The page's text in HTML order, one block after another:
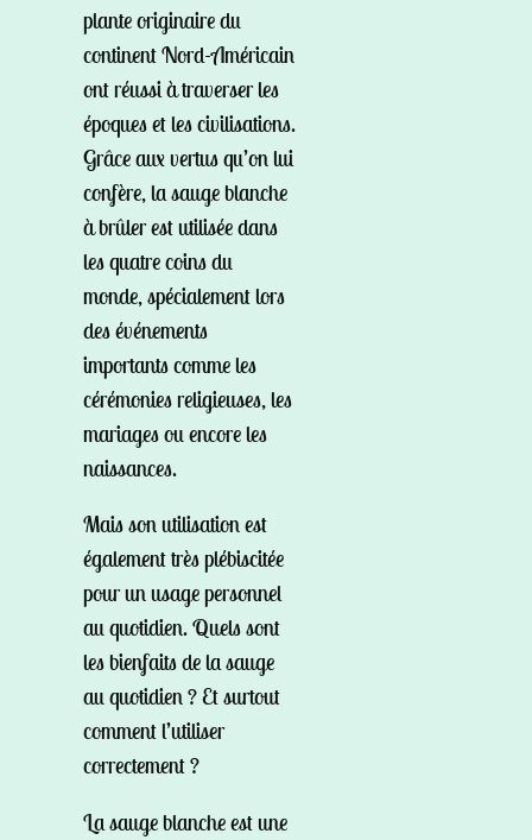
plante originaire du
continent Nord-Américain
ont réussi à traverser les
époques et les civilisations.
Grâce aux vertus qu’on lui
confère, la sauge blanche
à brûler est utilisée dans
les quatre coins du
monde, spécialement lors
des événements
importants comme les
cérémonies religieuses, les
mariages ou encore les
naissances.
Mais son utilisation est
également très plébiscitée
pour un usage personnel
au quotidien. Quels sont
les bienfaits de la sauge
au quotidien ? Et surtout
comment l’utiliser
correctement ?
La sauge blanche est une